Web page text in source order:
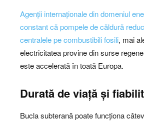
Agenții internaționale din domeniul
constant că pompele de căldură
centralele pe combustibili fosili, mai
electricitatea provine din surse
este accelerată în toată Europa.
Durată de viață și
Bucla subterană poate funcționa